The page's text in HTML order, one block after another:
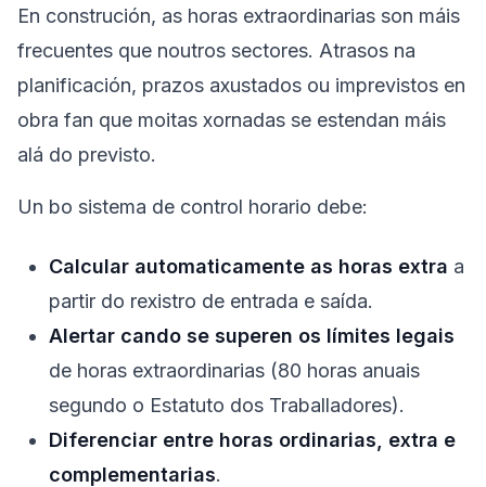
En construción, as horas extraordinarias son máis
frecuentes que noutros sectores. Atrasos na
planificación, prazos axustados ou imprevistos en
obra fan que moitas xornadas se estendan máis
alá do previsto.
Un bo sistema de control horario debe:
Calcular automaticamente as horas extra a
partir do rexistro de entrada e saída.
Alertar cando se superen os límites legais
de horas extraordinarias (80 horas anuais
segundo o Estatuto dos Traballadores).
Diferenciar entre horas ordinarias, extra e
complementarias.